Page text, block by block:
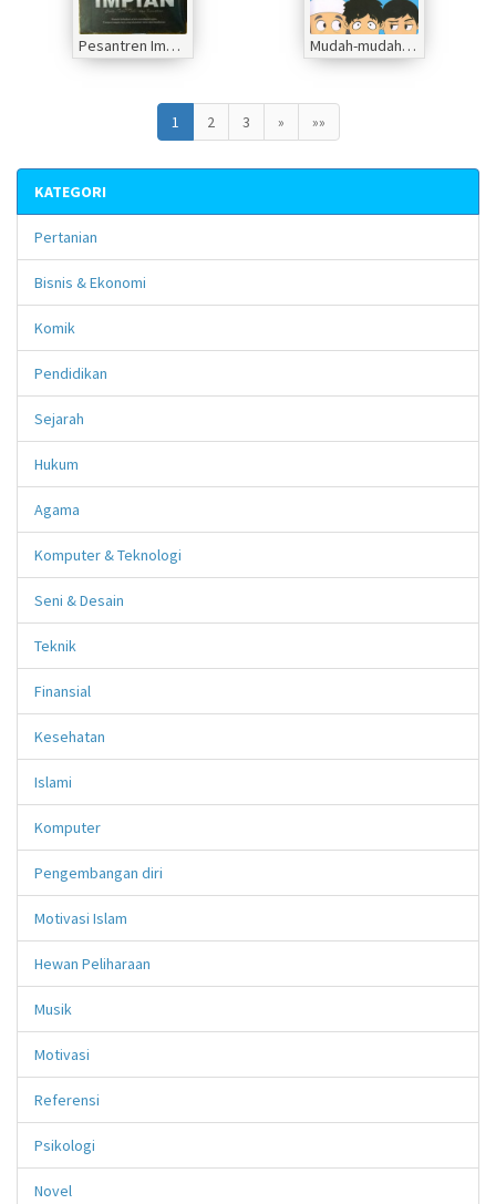
Pesantren Impian Mudah-mudahan Jadi Baik
1 2 3 » »»
KATEGORI
Pertanian
Bisnis & Ekonomi
Komik
Pendidikan
Sejarah
Hukum
Agama
Komputer & Teknologi
Seni & Desain
Teknik
Finansial
Kesehatan
Islami
Komputer
Pengembangan diri
Motivasi Islam
Hewan Peliharaan
Musik
Motivasi
Referensi
Psikologi
Novel